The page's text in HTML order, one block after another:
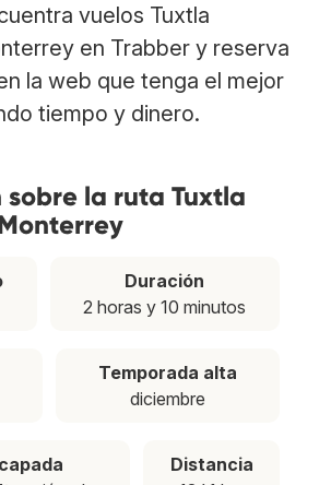
vuelos Tuxtla
en Trabber y reserva
la web que tenga el mejor
tiempo y dinero.
la ruta Tuxtla
Duración
2 horas y 10 minutos
Temporada alta
diciembre
Distancia